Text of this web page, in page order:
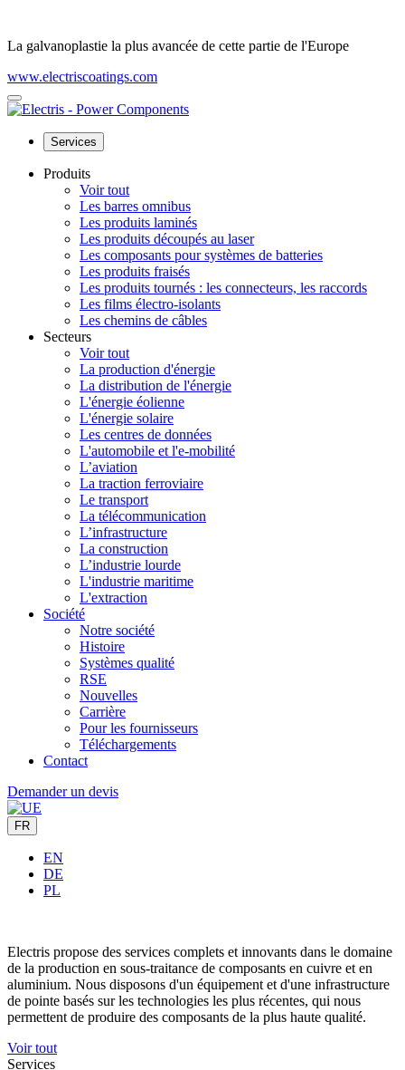
La galvanoplastie la plus avancée de cette partie de l'Europe
www.electriscoatings.com
Services
Produits
Voir tout
Les barres omnibus
Les produits laminés
Les produits découpés au laser
Les composants pour systèmes de batteries
Les produits fraisés
Les produits tournés : les connecteurs, les raccords
Les films électro-isolants
Les chemins de câbles
Secteurs
Voir tout
La production d'énergie
La distribution de l'énergie
L'énergie éolienne
L'énergie solaire
Les centres de données
L'automobile et l'e-mobilité
L’aviation
La traction ferroviaire
Le transport
La télécommunication
L’infrastructure
La construction
L’industrie lourde
L'industrie maritime
L'extraction
Société
Notre société
Histoire
Systèmes qualité
RSE
Nouvelles
Carrière
Pour les fournisseurs
Téléchargements
Contact
Demander un devis
FR
EN
DE
PL
Electris propose des services complets et innovants dans le domaine
de la production en sous-traitance de composants en cuivre et en
aluminium. Nous disposons d'un équipement et d'une infrastructure
de pointe basés sur les technologies les plus récentes, qui nous
permettent de produire des composants de la plus haute qualité.
Voir tout
Services